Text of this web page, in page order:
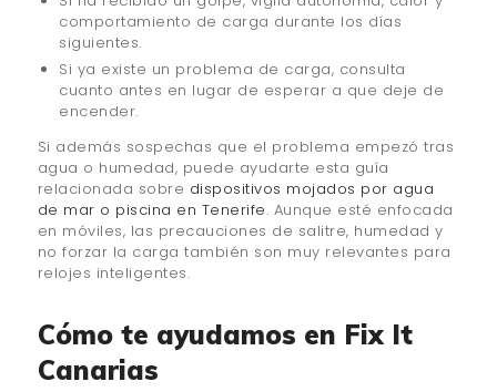
comportamiento de carga durante los días
siguientes.
Si ya existe un problema de carga, consulta
cuanto antes en lugar de esperar a que deje de
encender.
Si además sospechas que el problema empezó tras
agua o humedad, puede ayudarte esta guía
relacionada sobre dispositivos mojados por agua
de mar o piscina en Tenerife. Aunque esté enfocada
en móviles, las precauciones de salitre, humedad y
no forzar la carga también son muy relevantes para
relojes inteligentes.
Cómo te ayudamos en Fix It
Canarias